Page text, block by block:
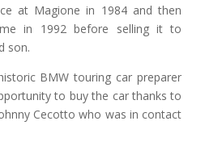
at Magione in 1984 and then
in 1992 before selling it to
son.
BMW touring car preparer
to buy the car thanks to
Cecotto who was in contact